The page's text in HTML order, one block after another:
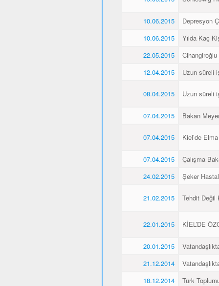
10.06.2015
Depresyon
10.06.2015
Yılda Kaç
22.05.2015
12.04.2015
Uzun süreli
08.04.2015 Uzun süreli
07.04.2015 Bakan
07.04.2015 Kiel’de
07.04.2015
Çalışma
24.02.2015
Şeker
21.02.2015 Tehdit Değil
22.01.2015 KİEL’DE
20.01.2015
21.12.2014
18.12.2014
Türk